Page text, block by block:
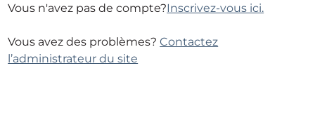
Vous n'avez pas de compte?Inscrivez-vous ici.
Vous avez des problèmes?Contactez
l’administrateur du site